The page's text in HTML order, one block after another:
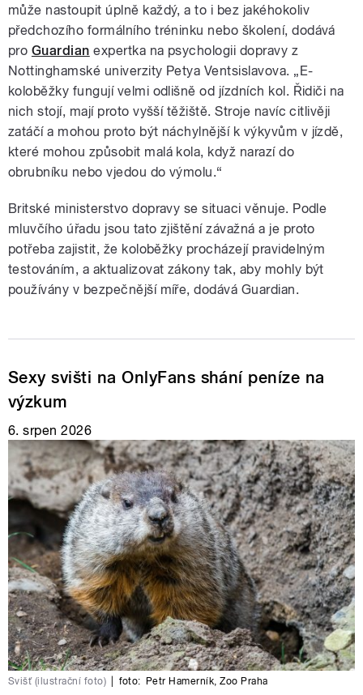
může nastoupit úplně každý, a to i bez jakéhokoliv
předchozího formálního tréninku nebo školení, dodává
pro Guardian expertka na psychologii dopravy z
Nottinghamské univerzity Petya Ventsislavova. „E-
koloběžky fungují velmi odlišně od jízdních kol. Řidiči na
nich stojí, mají proto vyšší těžiště. Stroje navíc citlivěji
zatáčí a mohou proto být náchylnější k výkyvům v jízdě,
které mohou způsobit malá kola, když narazí do
obrubníku nebo vjedou do výmolu.“
Britské ministerstvo dopravy se situaci věnuje. Podle
mluvčího úřadu jsou tato zjištění závažná a je proto
potřeba zajistit, že koloběžky procházejí pravidelným
testováním, a aktualizovat zákony tak, aby mohly být
používány v bezpečnější míře, dodává Guardian.
Sexy svišti na OnlyFans shání peníze na
výzkum
6. srpen 2026
Svišť (ilustrační foto) foto: Petr Hamerník,Zoo Praha